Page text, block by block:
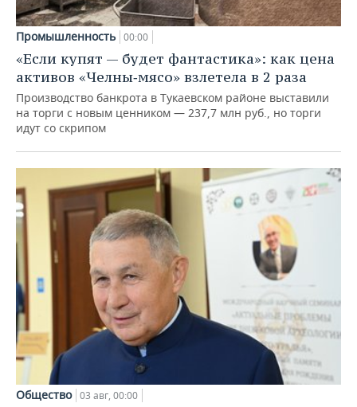
Промышленность 00:00
«Если купят — будет фантастика»: как цена
активов «Челны‑мясо» взлетела в 2 раза
Производство банкрота в Тукаевском районе выставили
на торги с новым ценником — 237,7 млн руб., но торги
идут со скрипом
Общество 03 авг, 00:00